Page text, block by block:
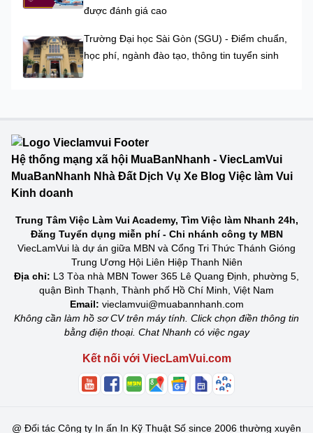
được đánh giá cao
Trường Đại học Sài Gòn (SGU) - Điểm chuẩn,
học phí, ngành đào tạo, thông tin tuyển sinh
Hệ thống mạng xã hội MuaBanNhanh - ViecLamVui
MuaBanNhanh Nhà Đất Dịch Vụ Xe Blog Việc làm Vui
Kinh doanh
Trung Tâm Việc Làm Vui Academy, Tìm Việc làm Nhanh 24h,
Đăng Tuyển dụng miễn phí - Chi nhánh công ty MBN
ViecLamVui là dự án giữa MBN và Cổng Tri Thức Thánh Gióng
Trung Ương Hội Liên Hiệp Thanh Niên
Địa chỉ: L3 Tòa nhà MBN Tower 365 Lê Quang Định, phường 5,
quận Bình Thạnh, Thành phố Hồ Chí Minh, Việt Nam
Email: vieclamvui@muabannhanh.com
Không cần làm hồ sơ CV trên máy tính. Click chọn điền thông tin
bằng điện thoại. Chat Nhanh có việc ngay
Kết nối với ViecLamVui.com
@ Đối tác Công ty In ấn In Kỹ Thuật Số since 2006 thường xuyên